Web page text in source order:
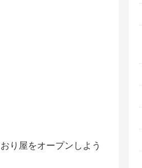
り屋をオープンしよう